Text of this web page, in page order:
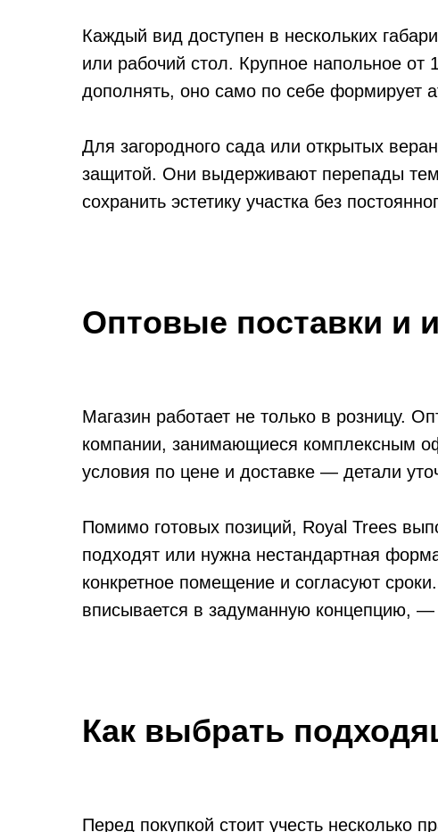
Каждый вид доступен в нескольких
или рабочий стол. Крупное напольное
дополнять, оно само по себе формирует
Для загородного сада или открытых
защитой. Они выдерживают перепады
сохранить эстетику участка без
Оптовые поставки и
Магазин работает не только в розницу.
компании, занимающиеся комплексным
условия по цене и доставке — детали
Помимо готовых позиций, Royal Trees
подходят или нужна нестандартная
конкретное помещение и согласуют
вписывается в задуманную концепцию,
Как выбрать
Перед покупкой стоит учесть несколько